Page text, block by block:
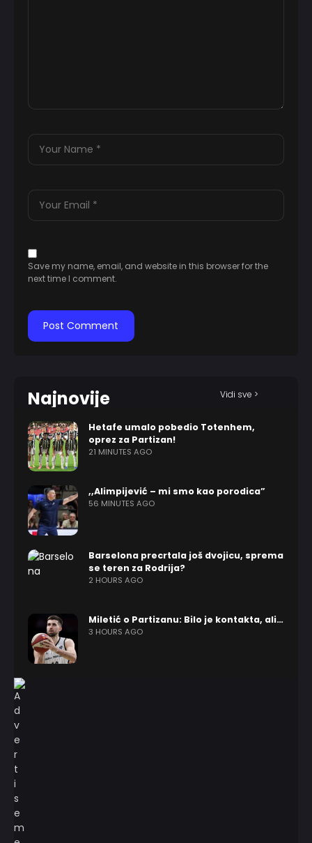
Save my name, email, and website in this browser for the
next time I comment.
Najnovije Vidi sve >
Hetafe umalo pobedio Totenhem,
oprez za Partizan!
21 MINUTES AGO
,,Alimpijević – mi smo kao porodica”
56 MINUTES AGO
Barselona precrtala još dvojicu, sprema
se teren za Rodrija?
2 HOURS AGO
Miletić o Partizanu: Bilo je kontakta, ali…
3 HOURS AGO